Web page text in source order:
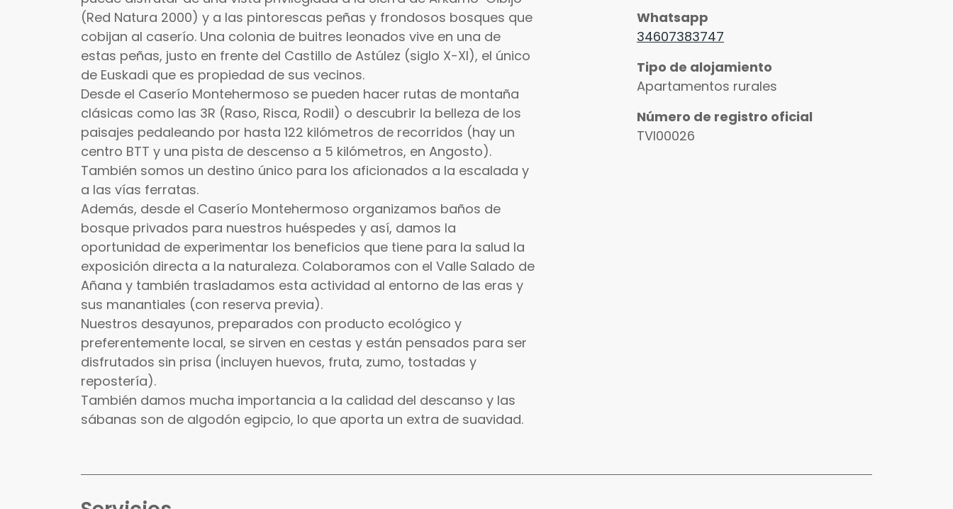
Whatsapp
34607383747
Tipo de alojamiento
Apartamentos rurales
Número de registro oficial
TVI00026
(Red Natura 2000) y a las pintorescas peñas y frondosos bosques que
cobijan al caserío. Una colonia de buitres leonados vive en una de
estas peñas, justo en frente del Castillo de Astúlez (siglo X-XI), el único
de Euskadi que es propiedad de sus vecinos.
Desde el Caserío Montehermoso se pueden hacer rutas de montaña
clásicas como las 3R (Raso, Risca, Rodil) o descubrir la belleza de los
paisajes pedaleando por hasta 122 kilómetros de recorridos (hay un
centro BTT y una pista de descenso a 5 kilómetros, en Angosto).
También somos un destino único para los aficionados a la escalada y
a las vías ferratas.
Además, desde el Caserío Montehermoso organizamos baños de
bosque privados para nuestros huéspedes y así, damos la
oportunidad de experimentar los beneficios que tiene para la salud la
exposición directa a la naturaleza. Colaboramos con el Valle Salado de
Añana y también trasladamos esta actividad al entorno de las eras y
sus manantiales (con reserva previa).
Nuestros desayunos, preparados con producto ecológico y
preferentemente local, se sirven en cestas y están pensados para ser
disfrutados sin prisa (incluyen huevos, fruta, zumo, tostadas y
repostería).
También damos mucha importancia a la calidad del descanso y las
sábanas son de algodón egipcio, lo que aporta un extra de suavidad.